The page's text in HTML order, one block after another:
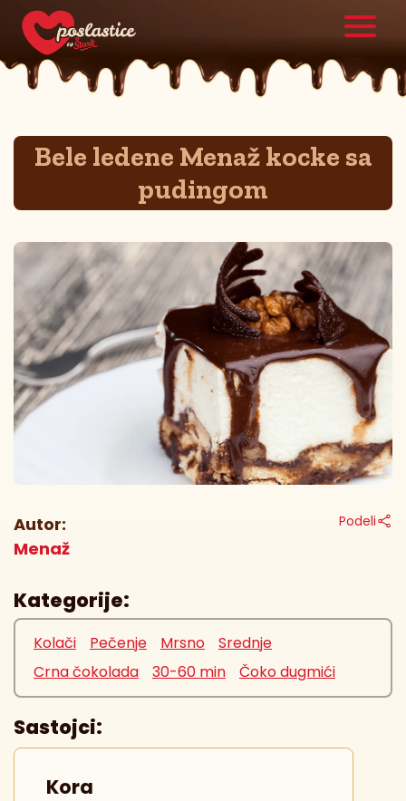
Bele ledene Menaž kocke sa
pudingom
Autor:
Menaž
Podeli
Kategorije:
Kolači Pečenje Mrsno
Srednje
Crna čokolada
30-60 min Čoko dugmići
Sastojci:
Kora